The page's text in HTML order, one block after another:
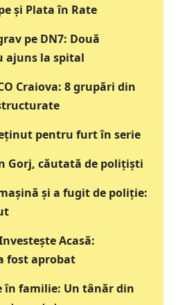
şi Plata în Rate
pe DN7: Două
ajuns la spital
Craiova: 8 grupări din
pentru furt în serie
Gorj, căutată de polițiști
și a fugit de poliție:
Acasă:
fost aprobat
în familie: Un tânăr din